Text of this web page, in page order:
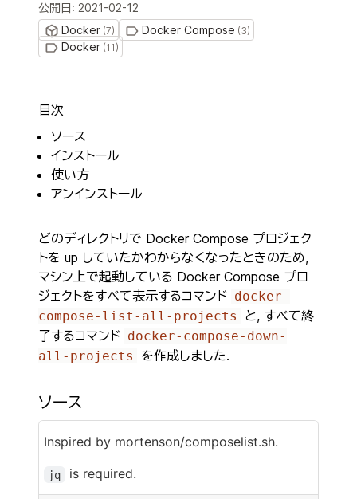
公開日: 2021-02-12
Docker (7) Docker Compose (3)
Docker (11 )
目次
ソース
インストール
使い方
アンインストール
どのディレクトリで Docker Compose プロジェク
トを up していたかわからなくなったときのため,
マシン上で起動している Docker Compose プロ
ジェクトをすべて表示するコマンド docker-
compose-list-all-projects
と, すべて終
了するコマンド docker-compose-down-
all-projects
を作成しました.
ソース
Inspired by mortenson/composelist.sh.
jq is required.